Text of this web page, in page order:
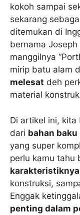
kokoh sampai
sekarang
ditemukan di
bernama
manggilnya
mirip batu alam
melesat deh
material
Di artikel ini, kita
dari bahan
yang super
perlu kamu tahu
karakteristiknya
konstruksi,
Enggak
penting dalam